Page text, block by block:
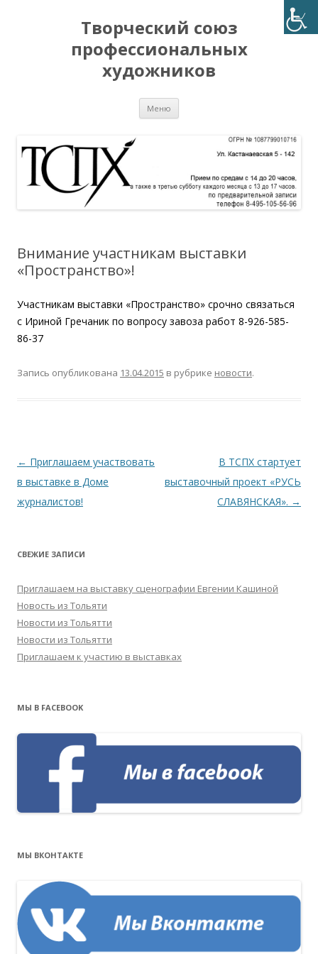
Творческий союз
профессиональных
художников
Меню
Внимание участникам выставки
«Пространство»!
Участникам выставки «Пространство» срочно связаться
с Ириной Гречаник по вопросу завоза работ 8-926-585-
86-37
Запись опубликована 13.04.2015 в рубрике новости.
Навигация
по
записям
← Приглашаем участвовать
в выставке в Доме
журналистов!
В ТСПХ стартует
выставочный проект «РУСЬ
СЛАВЯНСКАЯ». →
СВЕЖИЕ ЗАПИСИ
Приглашаем на выставку сценографии Евгении Кашиной
Новость из Тольяти
Новости из Тольятти
Новости из Тольятти
Приглашаем к участию в выставках
МЫ В FACEBOOK
МЫ ВКОНТАКТЕ